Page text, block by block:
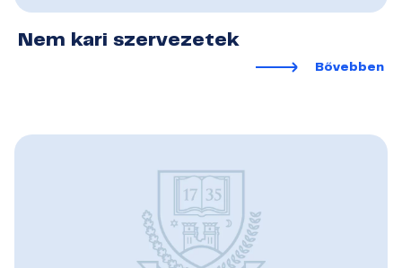
Nem kari szervezetek
Bővebben